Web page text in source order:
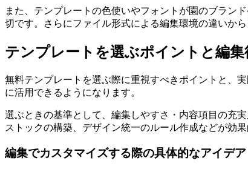
また、テンプレートの色使いやフォントが園のブラン
切です。さらにファイル形式による編集環境の違いか
テンプレートを選ぶポイントと編集
無料テンプレートを選ぶ際に重視すべきポイントと、
に活用できるようになります。
選ぶときの基準として、編集しやすさ・内容項目の充
ストックの構築、デザイン統一のルール作成などが効果
編集でカスタマイズする際の具体的なアイデア